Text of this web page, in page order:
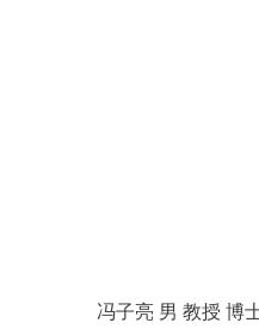
冯子亮 男 教授 博